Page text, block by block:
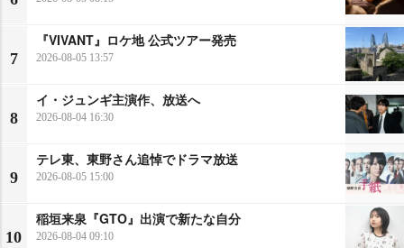
7
『VIVANT』ロケ地 公式ツアー発売
2026-08-05 13:57
8
イ・ジュンギ主演作、放送へ
2026-08-04 16:30
9
テレ東、東野さん追悼でドラマ放送
2026-08-05 15:00
10
稲垣来泉『GTO』出演で新たな自分
2026-08-04 09:10